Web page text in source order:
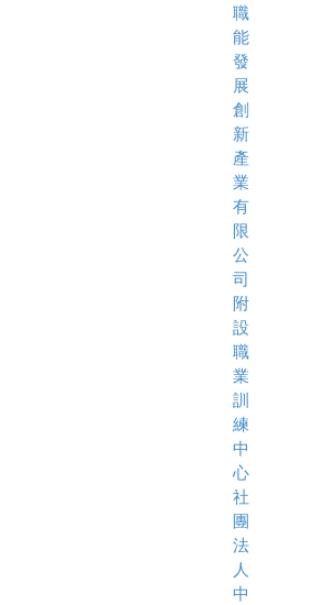
職
能
發
展
創
新
產
業
有
限
公
司
附
設
職
業
訓
練
中
心
社
團
法
人
中